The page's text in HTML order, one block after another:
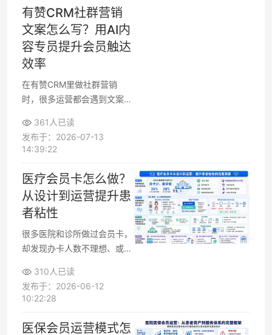
群成交率。下面用清晰流程拆
解，有赞企微助手怎么做社群
运营，以及社群互动文案怎么
写、促销文案怎么写，更适合
电商、门店和新媒体运营实战
使用。
有赞CRM社群营销
文案怎么写？用AI内
容专员提升会员触达
效率
在有赞CRM里做社群营销
时，很多运营都会遇到文案耗
题。利用有赞CRM自带的AI内
容专员智能生成文案，可以在
众号等渠道统一优化话术，让
会员活动、日常关怀都更高
效、更精准触达，社群运营也
更容易复制和培训。
361人已读
发布于：2026-07-13
14:39:22
医疗会员卡怎么做？
从设计到运营提升患
者粘性
很多医院和诊所做过会员卡，
却发现办卡人数不理想、或办
员卡真正提升复诊率，需要从
产品设计、收费模式到运营策
清晰的医疗会员卡产品设计方
310人已读
发布于：2026-06-12
10:22:28
医保会员运营模式怎